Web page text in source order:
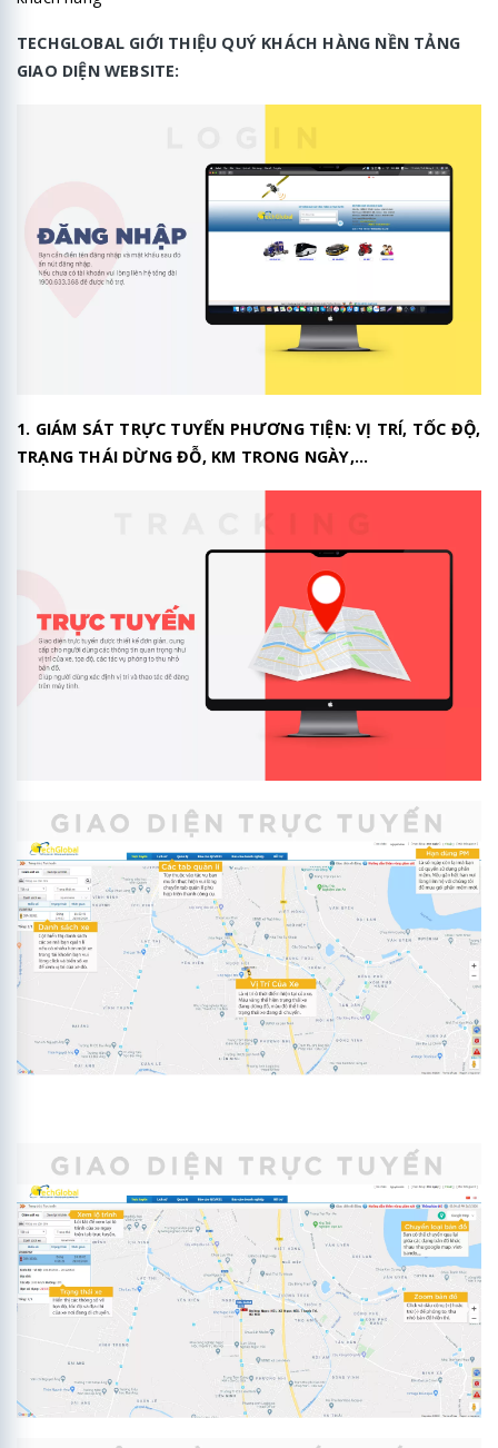
TECHGLOBAL GIỚI THIỆU QUÝ KHÁCH HÀNG NỀN TẢNG
GIAO DIỆN WEBSITE:
1. GIÁM SÁT TRỰC TUYẾN PHƯƠNG TIỆN: VỊ TRÍ, TỐC ĐỘ,
TRẠNG THÁI DỪNG ĐỖ, KM TRONG NGÀY,...